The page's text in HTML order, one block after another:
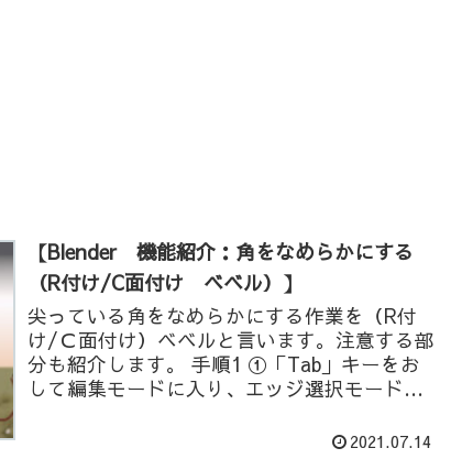
【Blender 機能紹介：角をなめらかにする
（R付け/C面付け ベベル）】
尖っている角をなめらかにする作業を（R付
け/Ｃ面付け）ベベルと言います。注意する部
分も紹介します。 手順1 ①「Tab」キーをお
して編集モードに入り、エッジ選択モード
2021.07.14